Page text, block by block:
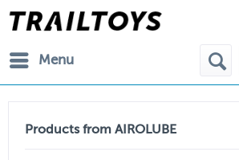
Menu
Products from AIROLUBE